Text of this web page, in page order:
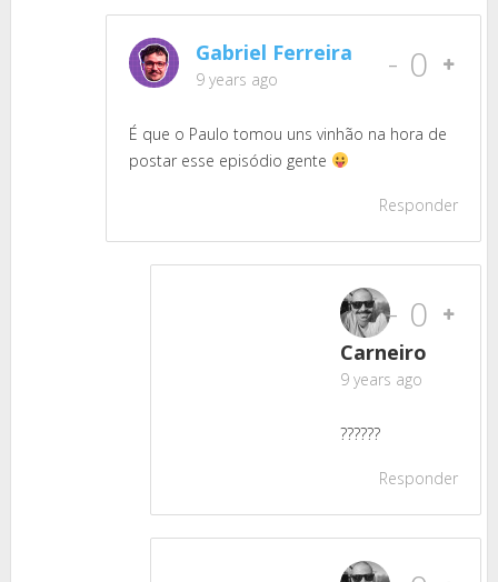
Gabriel Ferreira
9 years ago - 0
É que o Paulo tomou uns vinhão na hora de
postar esse episódio gente
Responder
Carneiro
9 years ago
- 0
??????
Responder